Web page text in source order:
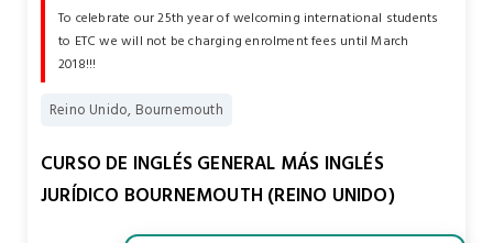
To celebrate our 25th year of welcoming international students
to ETC we will not be charging enrolment fees until March
2018!!!
Reino Unido, Bournemouth
CURSO DE INGLÉS GENERAL MÁS INGLÉS
JURÍDICO BOURNEMOUTH (REINO UNIDO)